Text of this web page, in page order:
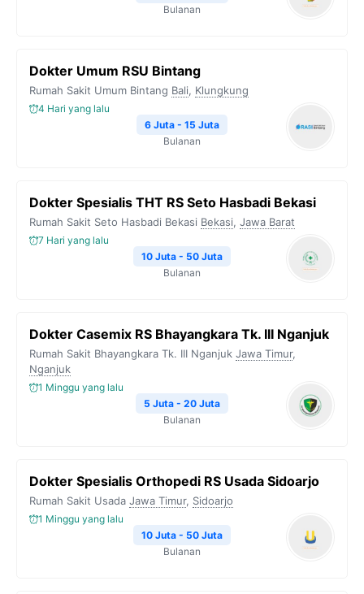
Bulanan
Dokter Umum RSU Bintang
Rumah Sakit Umum Bintang Bali, Klungkung
4 Hari yang lalu
6 Juta - 15 Juta
Bulanan
Dokter Spesialis THT RS Seto Hasbadi Bekasi
Rumah Sakit Seto Hasbadi Bekasi Bekasi, Jawa Barat
7 Hari yang lalu
10 Juta - 50 Juta
Bulanan
Dokter Casemix RS Bhayangkara Tk. III Nganjuk
Rumah Sakit Bhayangkara Tk. III Nganjuk Jawa Timur,
Nganjuk
1 Minggu yang lalu
5 Juta - 20 Juta
Bulanan
Dokter Spesialis Orthopedi RS Usada Sidoarjo
Rumah Sakit Usada Jawa Timur, Sidoarjo
1 Minggu yang lalu
10 Juta - 50 Juta
Bulanan